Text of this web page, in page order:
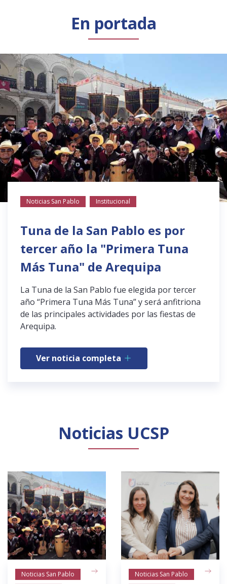
En portada
Noticias San Pablo Institucional
Tuna de la San Pablo es por
tercer año la "Primera Tuna
Más Tuna" de Arequipa
La Tuna de la San Pablo fue elegida por tercer
año “Primera Tuna Más Tuna” y será anfitriona
de las principales actividades por las fiestas de
Arequipa.
Ver noticia completa
Noticias UCSP
Noticias San Pablo
Noticias San Pablo